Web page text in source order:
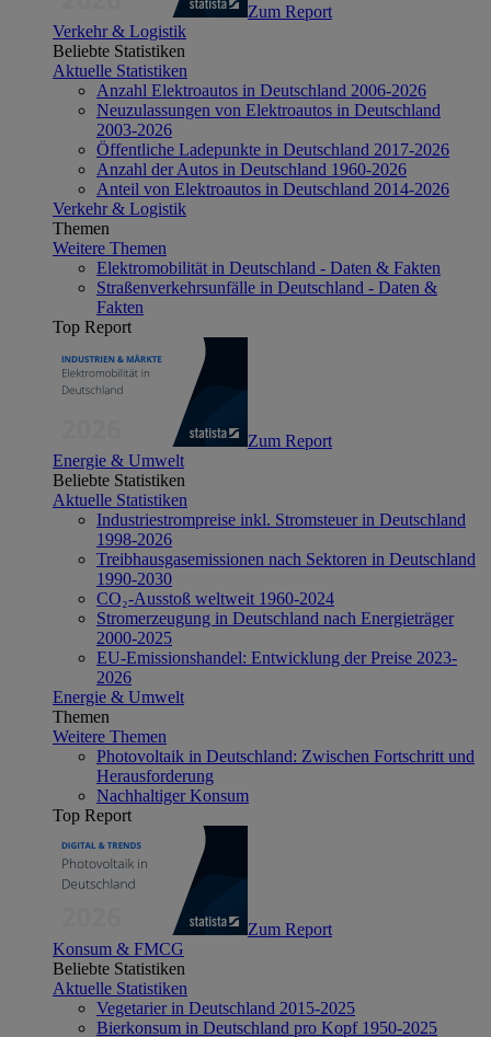
Zum Report
Verkehr & Logistik
Beliebte Statistiken
Aktuelle Statistiken
Anzahl Elektroautos in Deutschland 2006-2026
Neuzulassungen von Elektroautos in Deutschland
2003-2026
Öffentliche Ladepunkte in Deutschland 2017-2026
Anzahl der Autos in Deutschland 1960-2026
Anteil von Elektroautos in Deutschland 2014-2026
Verkehr & Logistik
Themen
Weitere Themen
Elektromobilität in Deutschland - Daten & Fakten
Straßenverkehrsunfälle in Deutschland - Daten &
Fakten
Top Report
Zum Report
Energie & Umwelt
Beliebte Statistiken
Aktuelle Statistiken
Industriestrompreise inkl. Stromsteuer in Deutschland
1998-2026
Treibhausgasemissionen nach Sektoren in Deutschland
1990-2030
CO₂-Ausstoß weltweit 1960-2024
Stromerzeugung in Deutschland nach Energieträger
2000-2025
EU-Emissionshandel: Entwicklung der Preise 2023-
2026
Energie & Umwelt
Themen
Weitere Themen
Photovoltaik in Deutschland: Zwischen Fortschritt und
Herausforderung
Nachhaltiger Konsum
Top Report
Zum Report
Konsum & FMCG
Beliebte Statistiken
Aktuelle Statistiken
Vegetarier in Deutschland 2015-2025
Bierkonsum in Deutschland pro Kopf 1950-2025